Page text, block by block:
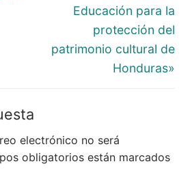
Educación para la
protección del
patrimonio cultural de
Honduras»
electrónico no será
obligatorios están marcados